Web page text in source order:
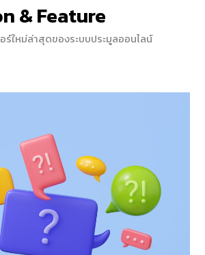
& Feature
ใหม่ล่าสุดของระบบประมูลออนไลน์